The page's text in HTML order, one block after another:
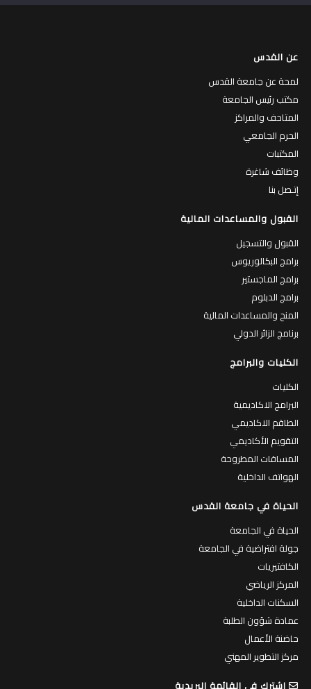
عن القدس
لمحة عن جامعة القدس
مكتب رئيس الجامعة
المتاحف والمراكز
الحرم الجامعي
المكتبات
وظائف شاغرة
القبول والمساعدات المالية
القبول والتسجيل
برامج البكالوريوس
برامج الماجستير
برامج الدبلوم
المنح والمساعدات المالية
الكليات والبرامج
الكليات
البرامج الاكاديمية
الطاقم الاكاديمي
التقويم الأكاديمي
المساقات المطروحة
الحياة في جامعة القدس
الحياة في الجامعة
جولة افتراضية في الجامعة
الكافتيريات
المركز الرياضي
السكنات الداخلية
عمادة شؤون الطلبة
حاضنة الأعمال